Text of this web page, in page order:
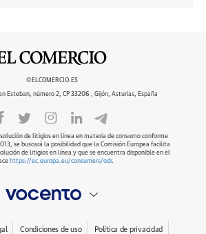
©ELCOMERCIO.ES
Esteban, número 2, CP 33206 , Gijón, Asturias, España
de litigios en línea en materia de consumo conforme
se buscará la posibilidad que la Comisión Europea facilita
de litigios en línea y que se encuentra disponible en el
https://ec.europa.eu/consumers/odr.
Condiciones de uso Política de privacidad